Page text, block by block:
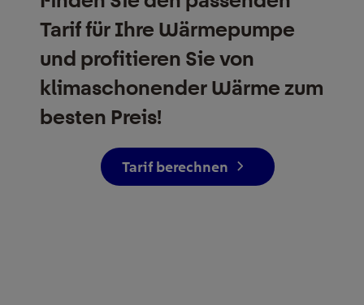
Tarif für Ihre Wärmepumpe
und profitieren Sie von
klimaschonender Wärme zum
besten Preis!
Tarif berechnen